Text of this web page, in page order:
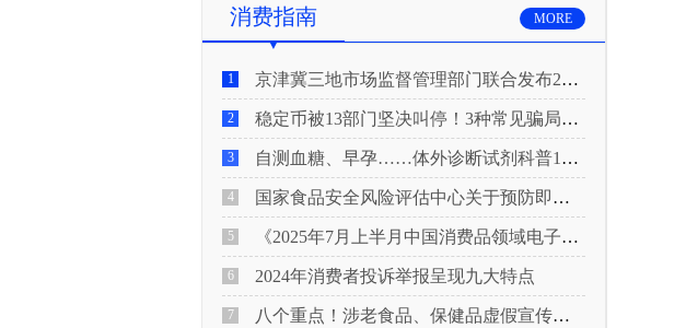
消费指南 MORE
1 京津冀三地市场监督管理部门联合发布2026年春节期间消费提示
2 稳定币被13部门坚决叫停！3种常见骗局“套路”曝光
3 自测血糖、早孕……体外诊断试剂科普10问来了！建议收藏
4 国家食品安全风险评估中心关于预防即食真空包装肉制品肉毒中毒的风险提示
5 《2025年7月上半月中国消费品领域电子电器行业产品质量投诉分析报告》
6 2024年消费者投诉举报呈现九大特点
7 八个重点！涉老食品、保健品虚假宣传识别技巧